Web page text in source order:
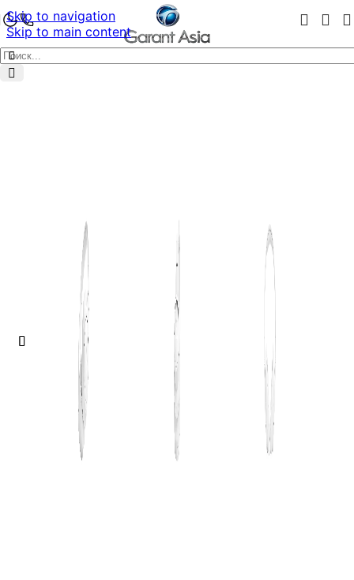
Skip to navigation
Skip to main content